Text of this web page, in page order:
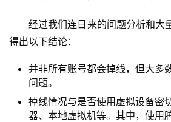
经过我们连日来的问题分析和大
得出以下结论：
并非所有账号都会掉线，但大多
问题。
掉线情况与是否使用虚拟设备密
器、本地虚拟机等。其中，使用